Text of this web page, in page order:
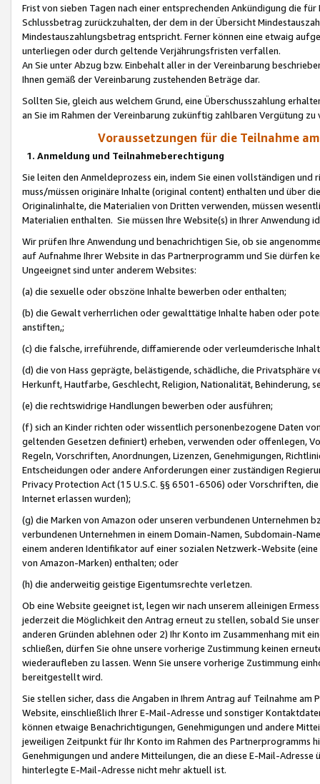
Frist von sieben Tagen nach einer entsprechenden Ankündigung die
Schlussbetrag zurückzuhalten, der dem in der Übersicht
Mindestauszahlungsbetrag entspricht. Ferner können eine etwaig
unterliegen oder durch geltende Verjährungsfristen verfallen.
An Sie unter Abzug bzw. Einbehalt aller in der Vereinbarung
Ihnen gemäß der Vereinbarung zustehenden Beträge dar.
Sollten Sie, gleich aus welchem Grund, eine Überschusszahlung
an Sie im Rahmen der Vereinbarung zukünftig zahlbaren Vergütung zu
Voraussetzungen für die Teilnahme
1. Anmeldung und Teilnahmeberechtigung
Sie leiten den Anmeldeprozess ein, indem Sie einen vollständigen
muss/müssen originäre Inhalte (original content) enthalten und über
Originalinhalte, die Materialien von Dritten verwenden, müssen
Materialien enthalten. Sie müssen Ihre Website(s) in Ihrer Anwendung
Wir prüfen Ihre Anwendung und benachrichtigen Sie, ob sie
auf Aufnahme Ihrer Website in das Partnerprogramm und Sie dürfen
Ungeeignet sind unter anderem Websites:
(a) die sexuelle oder obszöne Inhalte bewerben oder enthalten;
(b) die Gewalt verherrlichen oder gewalttätige Inhalte haben oder
anstiften,;
(c) die falsche, irreführende, diffamierende oder verleumderische
(d) die von Hass geprägte, belästigende, schädliche, die Privatsphäre
Herkunft, Hautfarbe, Geschlecht, Religion, Nationalität, Behinderung,
(e) die rechtswidrige Handlungen bewerben oder ausführen;
(f) sich an Kinder richten oder wissentlich personenbezogene Daten
geltenden Gesetzen definiert) erheben, verwenden oder offenlegen,
Regeln, Vorschriften, Anordnungen, Lizenzen, Genehmigungen,
Entscheidungen oder andere Anforderungen einer zuständigen
Privacy Protection Act (15 U.S.C. §§ 6501-6506) oder Vorschriften,
Internet erlassen wurden);
(g) die Marken von Amazon oder unseren verbundenen Unternehmen
verbundenen Unternehmen in einem Domain-Namen, Subdomain-
einem anderen Identifikator auf einer sozialen Netzwerk-Website
von Amazon-Marken) enthalten; oder
(h) die anderweitig geistige Eigentumsrechte verletzen.
Ob eine Website geeignet ist, legen wir nach unserem alleinigen
jederzeit die Möglichkeit den Antrag erneut zu stellen, sobald Sie
anderen Gründen ablehnen oder 2) Ihr Konto im Zusammenhang mit
schließen, dürfen Sie ohne unsere vorherige Zustimmung keinen
wiederaufleben zu lassen. Wenn Sie unsere vorherige Zustimmung
bereitgestellt wird.
Sie stellen sicher, dass die Angaben in Ihrem Antrag auf Teilnahme
Website, einschließlich Ihrer E-Mail-Adresse und sonstiger
können etwaige Benachrichtigungen, Genehmigungen und andere
jeweiligen Zeitpunkt für Ihr Konto im Rahmen des Partnerprogramms
Genehmigungen und andere Mitteilungen, die an diese E-Mail-
hinterlegte E-Mail-Adresse nicht mehr aktuell ist.